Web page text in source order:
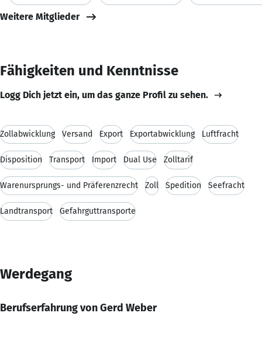
Weitere Mitglieder
Fähigkeiten und Kenntnisse
Logg Dich jetzt ein, um das ganze Profil zu sehen.
Zollabwicklung Versand Export Exportabwicklung Luftfracht
Disposition Transport Import Dual Use Zolltarif
Warenursprungs- und Präferenzrecht Zoll Spedition Seefracht
Landtransport Gefahrguttransporte
Werdegang
Berufserfahrung von Gerd Weber